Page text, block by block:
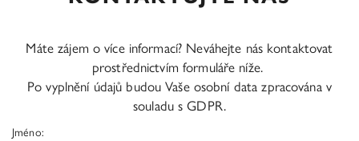
Máte zájem o více informací? Neváhejte nás kontaktovat
prostřednictvím formuláře níže.
Po vyplnění údajů budou Vaše osobní data zpracována v
souladu s GDPR.
Jméno: